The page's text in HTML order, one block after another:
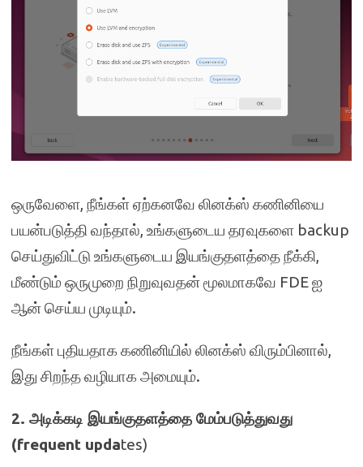
ஒருவேளை, நீங்கள் ஏற்கனவே லினக்ஸ் கணினியை
பயன்படுத்தி வந்தால், உங்களுடைய தரவுகளை backup
செய்துவிட்டு உங்களுடைய இயங்குதளத்தை நீக்கி,
மீண்டும் ஒருமுறை நிறுவுவதன் மூலமாகவே FDE ஐ
ஆன் செய்ய முடியும்.
நீங்கள் புதியதாக கணினியில் லினக்ஸ் விரும்பினால்,
இது சிறந்த வழியாக அமையும்.
2. அடிக்கடி இயங்குதளத்தை மேம்படுத்துவது
(frequent updates)